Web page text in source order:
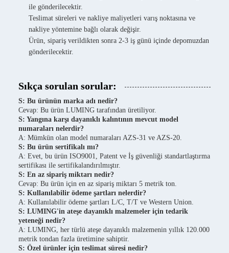
ile gönderilecektir.
Teslimat süreleri ve nakliye maliyetleri varış noktasına ve
nakliye yöntemine bağlı olarak değişir.
Ürün, sipariş verildikten sonra 2-3 iş günü içinde depomuzdan
gönderilecektir.
Sıkça sorulan sorular:
S: Bu ürünün marka adı nedir?
Cevap: Bu ürün LUMING tarafından üretiliyor.
S: Yangına karşı dayanıklı kalıntının mevcut model
numaraları nelerdir?
A: Mümkün olan model numaraları AZS-31 ve AZS-20.
S: Bu ürün sertifikalı mı?
A: Evet, bu ürün ISO9001, Patent ve İş güvenliği standartlaştırma
sertifikası ile sertifikalandırılmıştır.
S: En az sipariş miktarı nedir?
Cevap: Bu ürün için en az sipariş miktarı 5 metrik ton.
S: Kullanılabilir ödeme şartları nelerdir?
A: Kullanılabilir ödeme şartları L/C, T/T ve Western Union.
S: LUMING'in ateşe dayanıklı malzemeler için tedarik
yeteneği nedir?
A: LUMING, her türlü ateşe dayanıklı malzemenin yıllık 120.000
metrik tondan fazla üretimine sahiptir.
S: Özel ürünler için teslimat süresi nedir?